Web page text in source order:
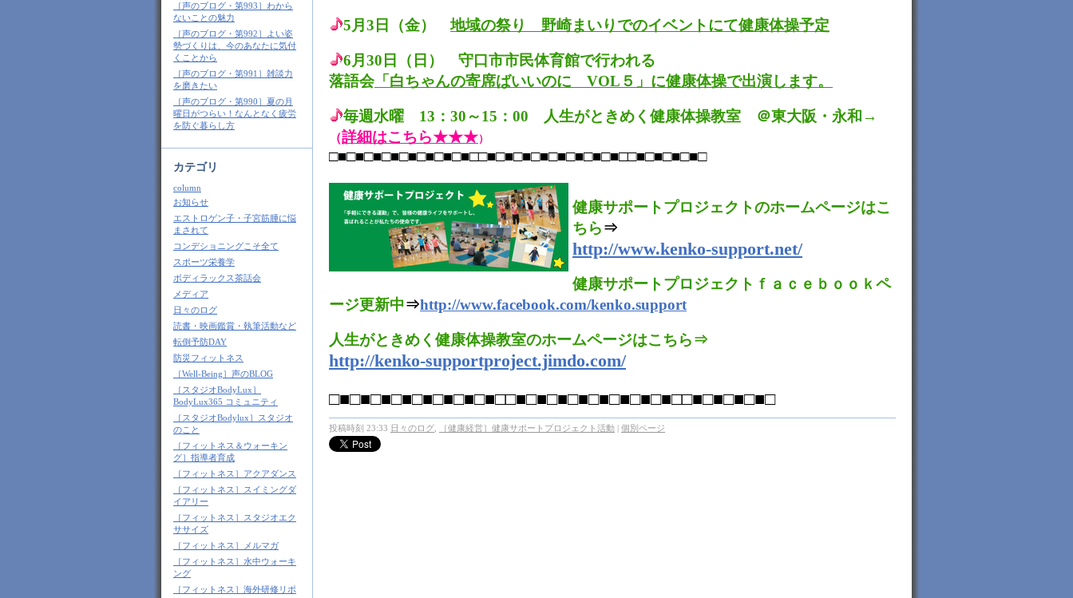
［声のブログ・第993］わから
ないことの魅力
［声のブログ・第992］よい姿
勢づくりは、今のあなたに気付
くことから
［声のブログ・第991］雑談力
を磨きたい
［声のブログ・第990］夏の月
曜日がつらい！なんとなく疲労
を防ぐ暮らし方
カテゴリ
column
お知らせ
エストロゲン子・子宮筋腫に悩
まされて
コンデショニングこそ全て
スポーツ栄養学
ボディラックス茶話会
メディア
日々のログ
読書・映画鑑賞・執筆活動など
転倒予防DAY
防災フィットネス
［Well-Being］声のBLOG
［スタジオBodyLux］
BodyLux365 コミュニティ
［スタジオBodylux］スタジオ
のこと
［フィットネス＆ウォーキン
グ］指導者育成
［フィットネス］アクアダンス
［フィットネス］スイミングダ
イアリー
［フィットネス］スタジオエク
ササイズ
［フィットネス］メルマガ
［フィットネス］水中ウォーキ
ング
［フィットネス］海外研修リポ
5月3日（金）地域の祭り 野崎まいりでのイベントにて健康体操予定
6月30日（日） 守口市市民体育館で行われる
落語会「白ちゃんの寄席ばいいのに VOL５」に健康体操で出演します。
毎週水曜 13：30～15：00 人生がときめく健康体操教室 ＠東大阪・永和→
（詳細はこちら★★★）
□■□■□■□■□■□■□■□■□□■□■□■□■□■□■□■□■□□■□■□■□■□
健康サポートプロジェクトのホームページはこ
ちら⇒
http://www.kenko-support.net/
健康サポートプロジェクトｆａｃｅｂｏｏｋペ
ージ更新中⇒http://www.facebook.com/kenko.support
人生がときめく健康体操教室のホームページはこちら⇒
http://kenko-supportproject.jimdo.com/
□■□■□■□■□■□■□■□■□□■□■□■□■□■□■□■□■□□■□■□■□■□
投稿時刻 23:33 日々のログ ［健康経営］健康サポートプロジェクト活動 | 個別ページ